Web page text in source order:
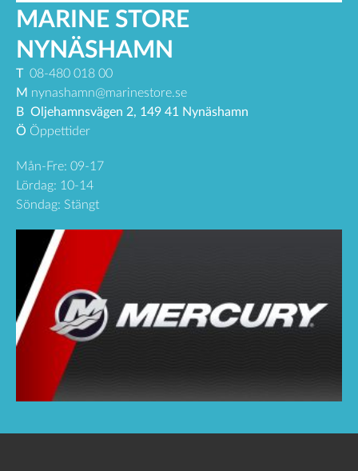
MARINE STORE
NYNÄSHAMN
T08-480 018 00
M nynashamn@marinestore.se
B Oljehamnsvägen 2, 149 41 Nynäshamn
Ö Öppettider
Mån-Fre: 09-17
Lördag: 10-14
Söndag: Stängt